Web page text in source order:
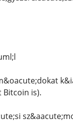
Bitcoin is).